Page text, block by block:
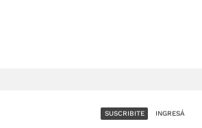
SUSCRIBITE INGRESÁ